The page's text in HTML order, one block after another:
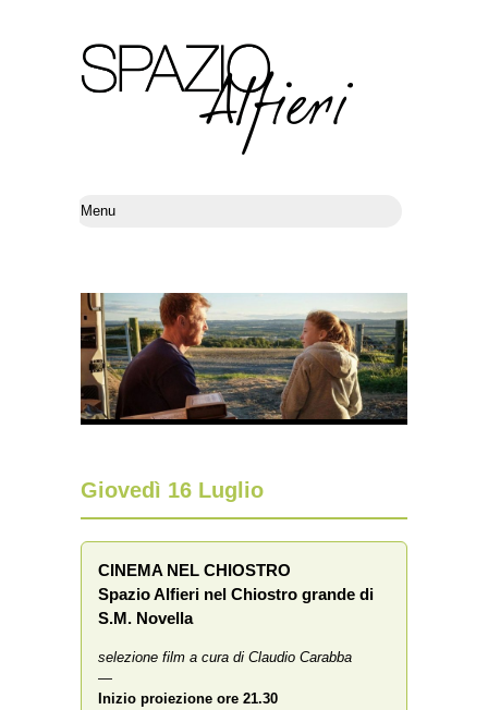
Giovedì 16 Luglio
CINEMA NEL CHIOSTRO
Spazio Alfieri nel Chiostro grande di
S.M. Novella
selezione film a cura di Claudio Carabba
—
Inizio proiezione ore 21.30